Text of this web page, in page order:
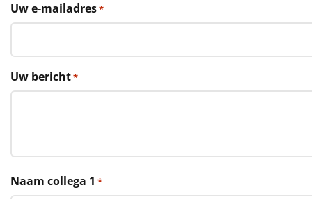
€75 tot €100
€100 en hoger
Alle kerstpakketten 2026
Rituals
Uw e-mailadres*
Uw bericht*
Naam collega 1 *